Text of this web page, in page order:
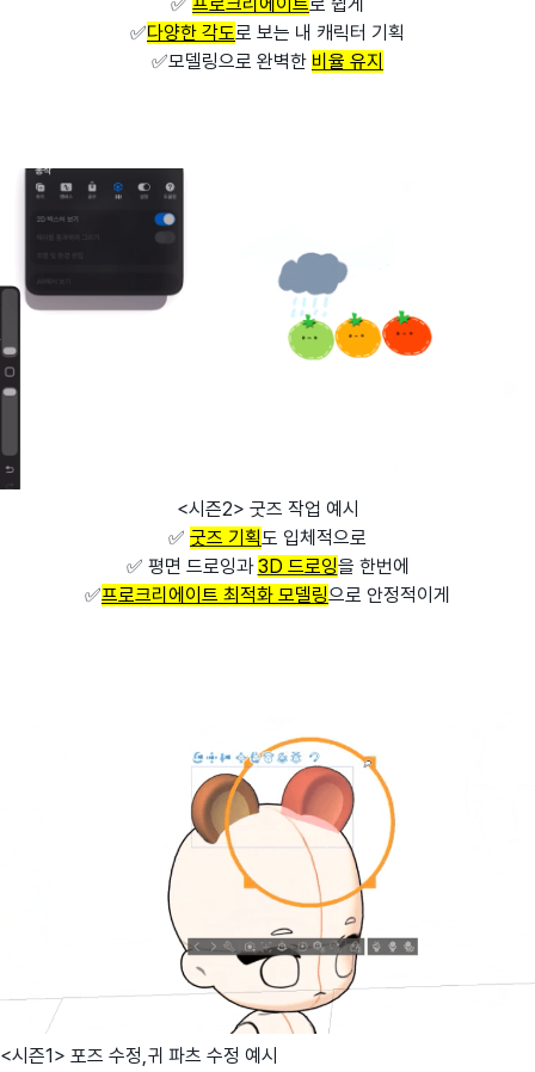
✅다양한 각도로 보는 내 캐릭터 기획
✅모델링으로 완벽한 비율 유지
<시즌2> 굿즈 작업 예시
✅ 굿즈 기획도 입체적으로
✅ 평면 드로잉과3D 드로잉을 한번에
✅프로크리에이트 최적화 모델링으로 안정적이게
<시즌1> 포즈 수정,귀 파츠 수정 예시